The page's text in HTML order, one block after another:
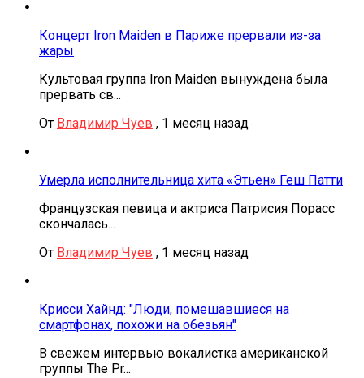
Концерт Iron Maiden в Париже прервали из-за
жары
Культовая группа Iron Maiden вынуждена была
прервать св...
От Владимир Чуев , 1 месяц назад
Умерла исполнительница хита «Этьен» Геш Патти
Французская певица и актриса Патрисия Порасс
скончалась...
От Владимир Чуев , 1 месяц назад
Крисси Хайнд: "Люди, помешавшиеся на
смартфонах, похожи на обезьян"
В свежем интервью вокалистка американской
группы The Pr...